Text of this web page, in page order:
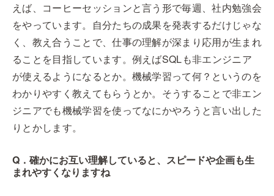
えば、コーヒーセッションと言う形で毎週、社内勉強会
をやっています。自分たちの成果を発表するだけじゃな
く、教え合うことで、仕事の理解が深まり応用が生まれ
ることを目指しています。例えばSQLも非エンジニア
が使えるようになるとか。機械学習って何？というのを
わかりやすく教えてもらうとか。そうすることで非エン
ジニアでも機械学習を使ってなにかやろうと言い出した
りとかします。
Q．確かにお互い理解していると、スピードや企画も生
まれやすくなりますね